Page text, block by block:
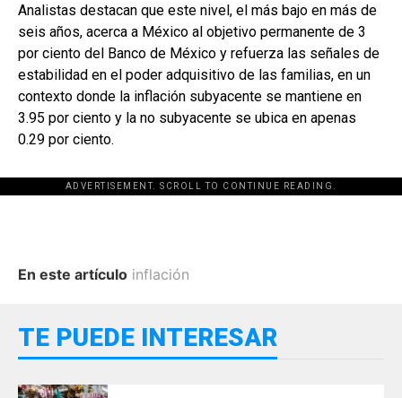
Analistas destacan que este nivel, el más bajo en más de
seis años, acerca a México al objetivo permanente de 3
por ciento del Banco de México y refuerza las señales de
estabilidad en el poder adquisitivo de las familias, en un
contexto donde la inflación subyacente se mantiene en
3.95 por ciento y la no subyacente se ubica en apenas
0.29 por ciento.
ADVERTISEMENT. SCROLL TO CONTINUE READING.
En este artículo inflación
TE PUEDE INTERESAR